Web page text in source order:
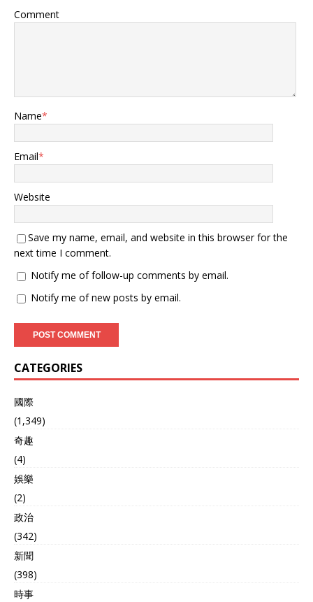
Comment
Name*
Email*
Website
Save my name, email, and website in this browser for the
next time I comment.
Notify me of follow-up comments by email.
Notify me of new posts by email.
CATEGORIES
國際
(1,349)
奇趣
(4)
娛樂
(2)
政治
(342)
新聞
(398)
時事